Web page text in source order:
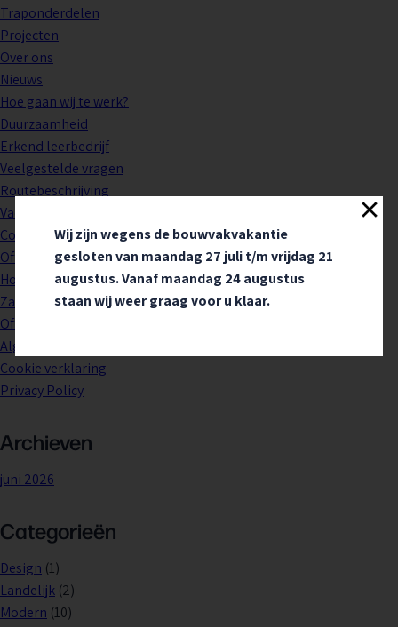
Traponderdelen
Projecten
Over ons
Nieuws
Hoe gaan wij te werk?
Duurzaamheid
Erkend leerbedrijf
Veelgestelde vragen
Routebeschrijving
Vacatures
Contact
Offerte
Houten tafels
Zakelijk
Offerte aanvraag verstuurd
Algemene voorwaarden
Cookie verklaring
Privacy Policy
Archieven
juni 2026
Categorieën
Design (1)
Landelijk (2)
Modern (10)
Wij zijn wegens de bouwvakvakantie
gesloten van maandag 27 juli t/m vrijdag 21
augustus. Vanaf maandag 24 augustus
staan wij weer graag voor u klaar.